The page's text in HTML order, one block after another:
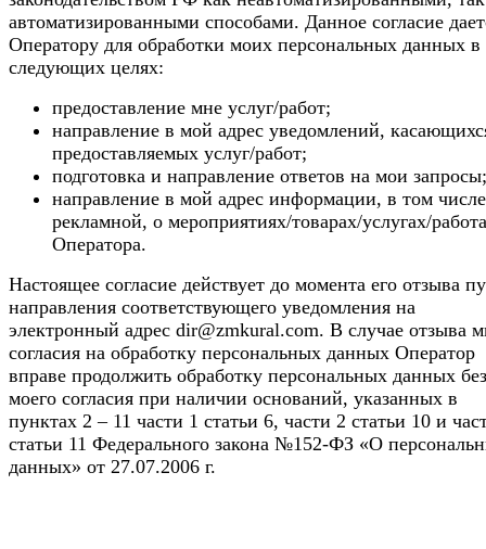
автоматизированными способами. Данное согласие
Оператору для обработки моих персональных данных в
следующих целях:
предоставление мне услуг/работ;
направление в мой адрес уведомлений,
предоставляемых услуг/работ;
подготовка и направление ответов на мои запросы;
направление в мой адрес информации, в том числе
рекламной, о мероприятиях/товарах/услугах/
Оператора.
Настоящее согласие действует до момента его отзыва
направления соответствующего уведомления на
электронный адрес dir@zmkural.com. В случае отзыва
согласия на обработку персональных данных Оператор
вправе продолжить обработку персональных данных без
моего согласия при наличии оснований, указанных в
пунктах 2 – 11 части 1 статьи 6, части 2 статьи 10 и
статьи 11 Федерального закона №152-ФЗ «О
данных» от 27.07.2006 г.